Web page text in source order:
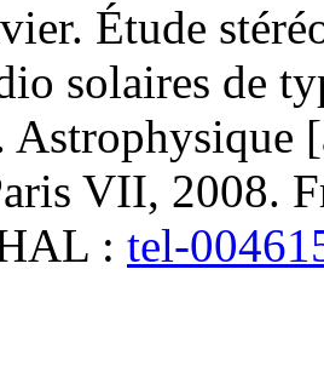
. Étude
solaires de
Astrophysique
VII, 2008.
: tel-